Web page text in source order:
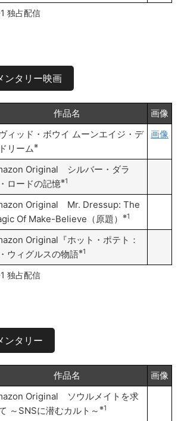
独占配信
ンタリー映画
作品名
画像
ィッド・ボウイ ムーンエイジ・デ
リーム※
画像
Original シルバー・ダラ
ロードの記憶※1
Original Mr. Dressup: The
Of Make-Believe（原題）
※1
Original『ホット・ポテト：
ウィグルスの物語※1
独占配信
ンタリー
作品名
画像
Original ソウルメイトを求
～SNSに潜むカルト～ ※1